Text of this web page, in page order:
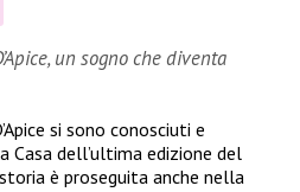
un sogno che diventa
si sono conosciuti e
Casa dell’ultima edizione del
è proseguita anche nella